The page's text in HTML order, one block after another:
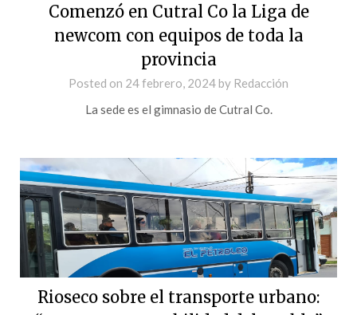
Comenzó en Cutral Co la Liga de
newcom con equipos de toda la
provincia
Posted on 24 febrero, 2024by Redacción
La sede es el gimnasio de Cutral Co.
Rioseco sobre el transporte urbano: